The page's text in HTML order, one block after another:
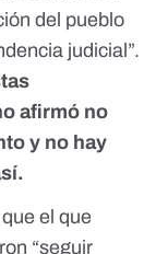
del pueblo
judicial”.
afirmó no
y no hay
que el que
“seguir